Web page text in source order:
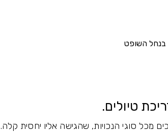
בנחל השופט
טיולים.
סוגי הנכויות, שהגישה אליו יחסית קלה.